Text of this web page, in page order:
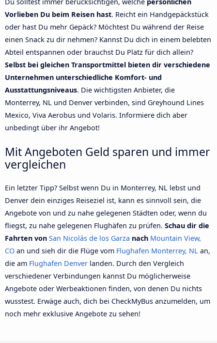
Vorlieben Du beim Reisen hast. Reicht ein Handgepäckstück
oder hast Du mehr Gepäck? Möchtest Du während der Reise
einen Snack zu dir nehmen? Kannst Du dich in einem belebten
Abteil entspannen oder brauchst Du Platz für dich allein?
Selbst bei gleichen Transportmittel bieten dir verschiedene
Unternehmen unterschiedliche Komfort- und
Ausstattungsniveaus. Die wichtigsten Anbieter, die
Monterrey, NL und Denver verbinden, sind Greyhound Lines
Mexico, Viva Aerobus und Volaris. Informiere dich aber
unbedingt über ihr Angebot!
Mit Angeboten Geld sparen und immer
vergleichen
Ein letzter Tipp? Selbst wenn Du in Monterrey, NL lebst und
Denver dein einziges Reiseziel ist, kann es sinnvoll sein, die
Angebote von und zu nahe gelegenen Städten oder, wenn du
fliegst, zu nahe gelegenen Flughäfen zu prüfen. Schau dir die
Fahrten von San Nicolás de los Garza nach Mountain View,
CO an und sieh dir die Flüge vom Flughafen Monterrey, NL an,
die am Flughafen Denver landen. Durch den Vergleich
verschiedener Verbindungen kannst Du möglicherweise
Angebote oder Werbeaktionen finden, von denen Du nichts
wusstest. Erwäge auch, dich bei CheckMyBus anzumelden, um
noch mehr exklusive Angebote zu sehen!